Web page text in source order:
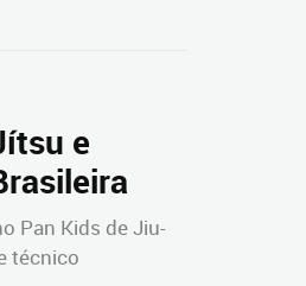
e
Pan Kids de Jiu-
técnico